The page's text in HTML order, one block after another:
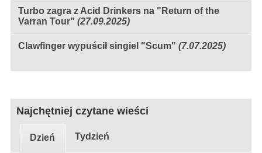
Turbo zagra z Acid Drinkers na "Return of the
Varran Tour" (27.09.2025)
Clawfinger wypuścił singiel "Scum" (7.07.2025)
Najchętniej czytane wieści
Dzień Tydzień